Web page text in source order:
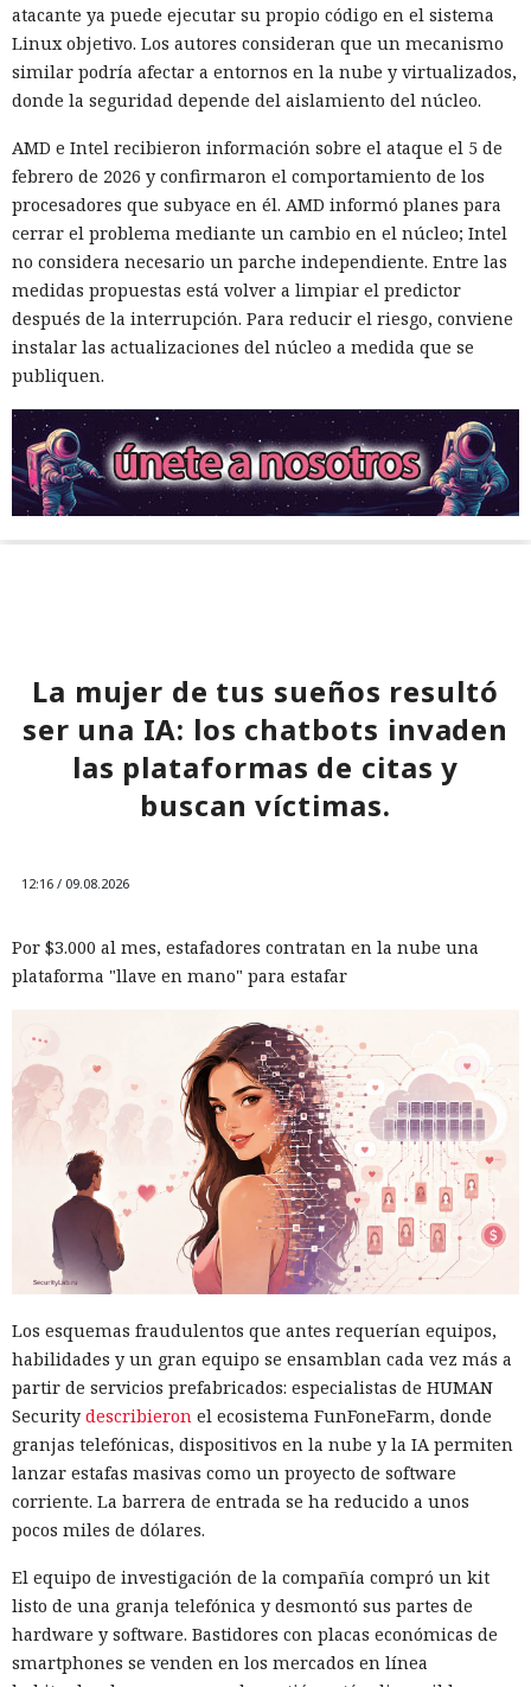
atacante ya puede ejecutar su propio código en el sistema
Linux objetivo. Los autores consideran que un mecanismo
similar podría afectar a entornos en la nube y virtualizados,
donde la seguridad depende del aislamiento del núcleo.
AMD e Intel recibieron información sobre el ataque el 5 de
febrero de 2026 y confirmaron el comportamiento de los
procesadores que subyace en él. AMD informó planes para
cerrar el problema mediante un cambio en el núcleo; Intel
no considera necesario un parche independiente. Entre las
medidas propuestas está volver a limpiar el predictor
después de la interrupción. Para reducir el riesgo, conviene
instalar las actualizaciones del núcleo a medida que se
publiquen.
La mujer de tus sueños resultó
ser una IA: los chatbots invaden
las plataformas de citas y
buscan víctimas.
12:16 / 09.08.2026
Por $3.000 al mes, estafadores contratan en la nube una
plataforma "llave en mano" para estafar
Los esquemas fraudulentos que antes requerían equipos,
habilidades y un gran equipo se ensamblan cada vez más a
partir de servicios prefabricados: especialistas de HUMAN
Security describieron el ecosistema FunFoneFarm, donde
granjas telefónicas, dispositivos en la nube y la IA permiten
lanzar estafas masivas como un proyecto de software
corriente. La barrera de entrada se ha reducido a unos
pocos miles de dólares.
El equipo de investigación de la compañía compró un kit
listo de una granja telefónica y desmontó sus partes de
hardware y software. Bastidores con placas económicas de
smartphones se venden en los mercados en línea